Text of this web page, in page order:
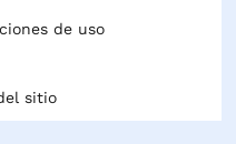
de uso
sitio